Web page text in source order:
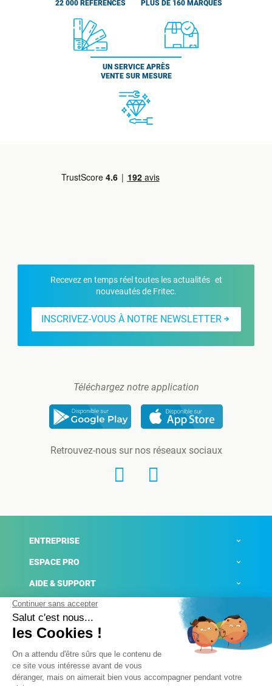
22 000 RÉFÉRENCES
PLUS DE 160 MARQUES
UN SERVICE APRÈS
VENTE SUR MESURE
Recevez en temps réel toutes les actualités et
nouveautés de Fritec.
INSCRIVEZ-VOUS À NOTRE NEWSLETTER
Téléchargez notre application
Retrouvez-nous sur nos réseaux sociaux
ENTREPRISE
ESPACE PRO
AIDE & SUPPORT
ACTUALITÉS
Mentions légales